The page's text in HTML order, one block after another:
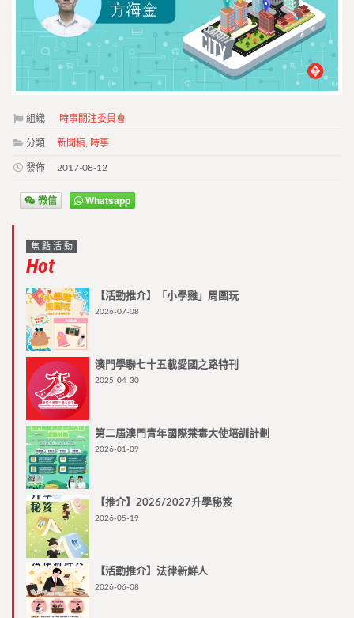
組織 時事關注委員會
分類 新聞稿 時事
發佈 2017-08-12
微信 Whatsapp
焦點活動
Hot
【活動推介】「小學雞」周圍玩
2026-07-08
澳門學聯七十五載愛國之路特刊
2025-04-30
第二屆澳門青年國際禁毒大使培訓計劃
2026-01-09
【推介】2026/2027升學秘笈
2026-05-19
【活動推介】法律新鮮人
2026-06-08